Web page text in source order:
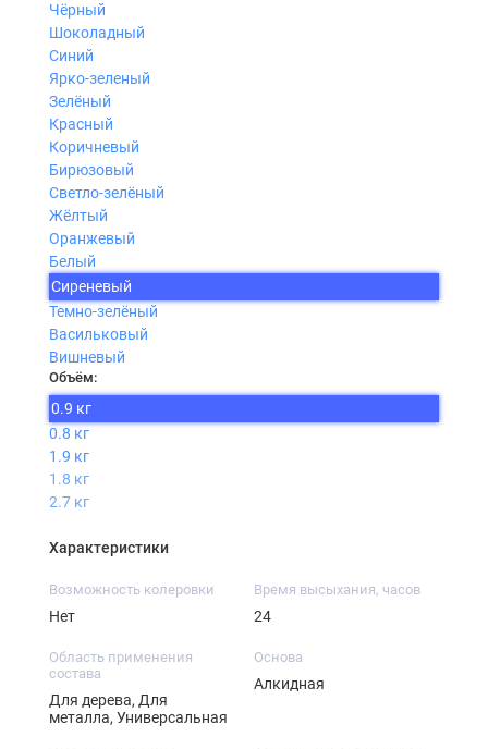
Чёрный
Шоколадный
Синий
Ярко-зеленый
Зелёный
Красный
Коричневый
Бирюзовый
Светло-зелёный
Жёлтый
Оранжевый
Белый
Сиреневый
Темно-зелёный
Васильковый
Вишневый
Объём:
0.9 кг
0.8 кг
1.9 кг
1.8 кг
2.7 кг
Характеристики
Возможность колеровки
Нет
Время высыхания, часов
24
Область применения
состава
Для дерева, Для
металла, Универсальная
Основа
Алкидная